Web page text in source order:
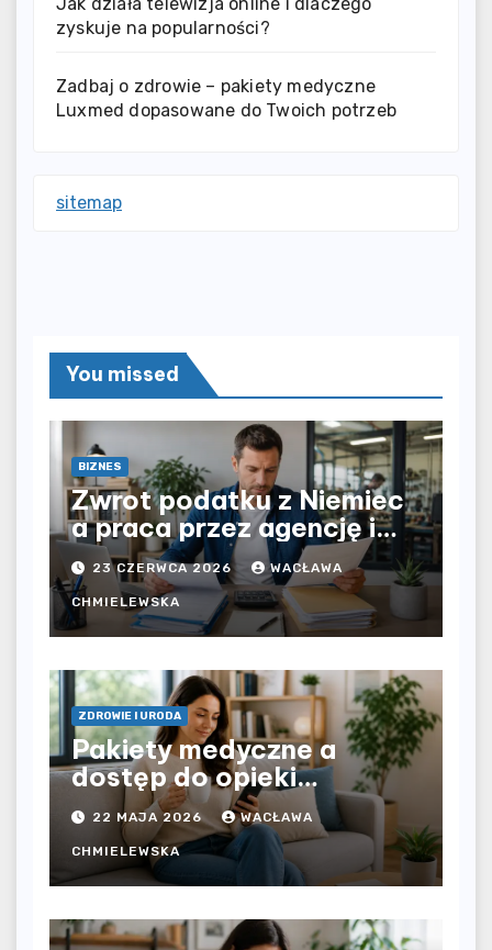
zyskuje na popularności?
Zadbaj o zdrowie – pakiety medyczne
Luxmed dopasowane do Twoich potrzeb
sitemap
You missed
BIZNES
Zwrot podatku z Niemiec
a praca przez agencję i
bezpośrednio u
pracodawcy – jak
rozliczyć oba źródła
dochodu?
23 CZERWCA 2026 WACŁAWA
CHMIELEWSKA
ZDROWIE I URODA
Pakiety medyczne a
dostęp do opieki
zdrowotnej bez
ograniczeń czasowych –
czy prywatna opieka daje
większą swobodę?
22 MAJA 2026 WACŁAWA
CHMIELEWSKA